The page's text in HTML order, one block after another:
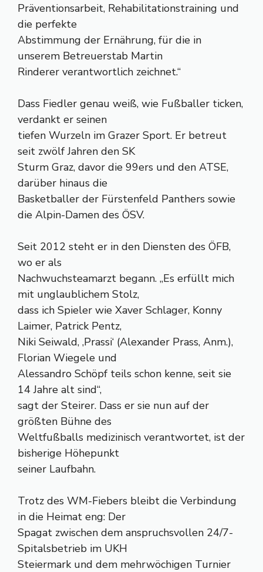
Präventionsarbeit, Rehabilitationstraining und
die perfekte
Abstimmung der Ernährung, für die in
unserem Betreuerstab Martin
Rinderer verantwortlich zeichnet.“
Dass Fiedler genau weiß, wie Fußballer ticken,
verdankt er seinen
tiefen Wurzeln im Grazer Sport. Er betreut
seit zwölf Jahren den SK
Sturm Graz, davor die 99ers und den ATSE,
darüber hinaus die
Basketballer der Fürstenfeld Panthers sowie
die Alpin-Damen des ÖSV.
Seit 2012 steht er in den Diensten des ÖFB,
wo er als
Nachwuchsteamarzt begann. „Es erfüllt mich
mit unglaublichem Stolz,
dass ich Spieler wie Xaver Schlager, Konny
Laimer, Patrick Pentz,
Niki Seiwald, ‚Prassi‘ (Alexander Prass, Anm.),
Florian Wiegele und
Alessandro Schöpf teils schon kenne, seit sie
14 Jahre alt sind“,
sagt der Steirer. Dass er sie nun auf der
größten Bühne des
Weltfußballs medizinisch verantwortet, ist der
bisherige Höhepunkt
seiner Laufbahn.
Trotz des WM-Fiebers bleibt die Verbindung
in die Heimat eng: Der
Spagat zwischen dem anspruchsvollen 24/7-
Spitalsbetrieb im UKH
Steiermark und dem mehrwöchigen Turnier